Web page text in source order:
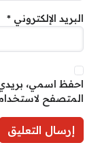
البريد الإلكتروني *
احفظ اسمي، بريدي
المتصفح